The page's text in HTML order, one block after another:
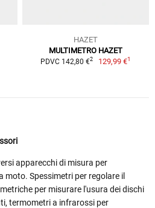
HAZET
MULTIMETRO HAZET
PDVC 142,80 €2 129,99 €1
apparecchi di misura per
Spessimetri per regolare il
per misurare l'usura dei dischi
termometri a infrarossi per